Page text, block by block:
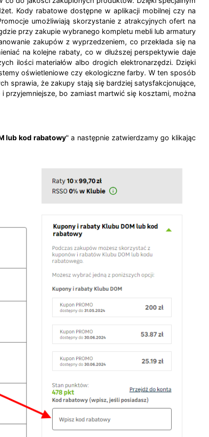
Kody rabatowe dostępne w aplikacji mobilnej czy na
umożliwiają skorzystanie z atrakcyjnych ofert na
przy zakupie wybranego kompletu mebli lub armatury
zakupów z wyprzedzeniem, co przekłada się na
na kolejne rabaty, co w dłuższej perspektywie daje
ilości materiałów albo drogich elektronarzędzi. Dzięki
oświetleniowe czy ekologiczne farby. W ten sposób
sprawia, że zakupy stają się bardziej satysfakcjonujące,
przyjemniejsze, bo zamiast martwić się kosztami, można
lub kod rabatowy" a następnie zatwierdzamy go klikając